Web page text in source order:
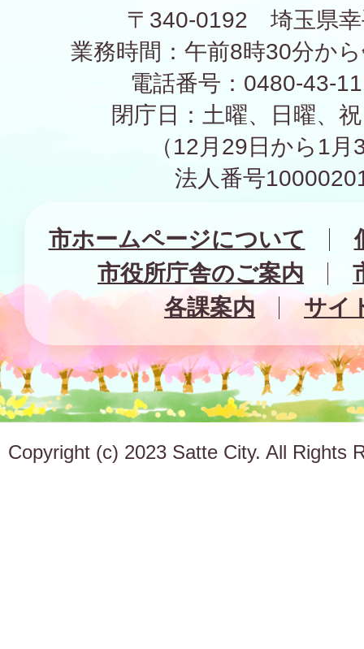
〒340-0192 埼玉県幸
業務時間：午前8時30分か
電話番号：0480-43-
閉庁日：土曜、日曜、
（12月29日から1
法人番号
市ホームページについて
市役所庁舎のご案内
各課案内
サイ
Copyright (c) 2023 Satte City. All Rights